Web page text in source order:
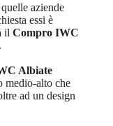
aziende
essi è
il Compro IWC
Albiate
medio-alto che
ad un design